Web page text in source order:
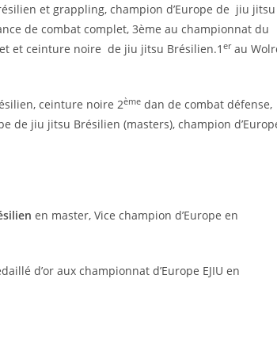
et grappling, champion d’Europe de jiu jitsu
de combat complet, 3ème au championnat du
et ceinture noire de jiu jitsu Brésilien.1 erau
ceinture noire 2ème dan de combat défense,
de jiu jitsu Brésilien (masters), champion
en master, Vice champion d’Europe en
d’or aux championnat d’Europe EJIU en